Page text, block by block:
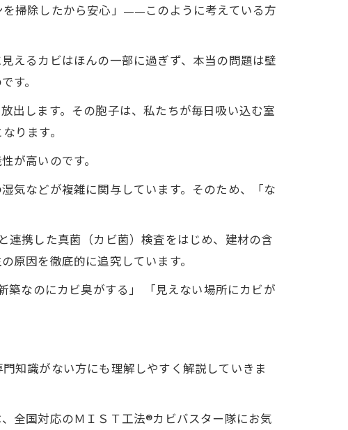
を掃除したから安心」——このように考えている方
えるカビはほんの一部に過ぎず、本当の問題は壁
す。
出します。その胞子は、私たちが毎日吸い込む室
ります。
が高いのです。
気などが複雑に関与しています。そのため、「な
携した真菌（カビ菌）検査をはじめ、建材の含
因を徹底的に追究しています。
築なのにカビ臭がする」 「見えない場所にカビが
知識がない方にも理解しやすく解説していきま
全国対応のＭＩＳＴ工法®カビバスター隊にお気